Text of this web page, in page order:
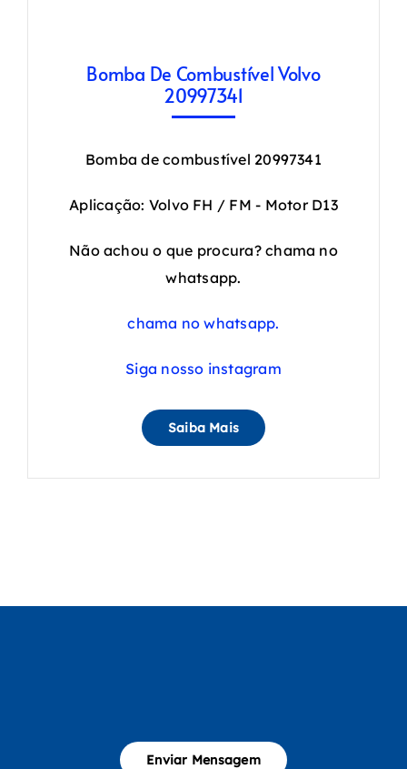
Bomba De Combustível Volvo
20997341
Bomba de combustível 20997341
Aplicação: Volvo FH / FM - Motor D13
Não achou o que procura? chama no
whatsapp.
chama no whatsapp.
Siga nosso instagram
Saiba Mais
Enviar Mensagem